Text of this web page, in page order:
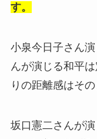
す。
小泉今日子さん
んが演じる和平
りの距離感はそ
坂口憲二さんが